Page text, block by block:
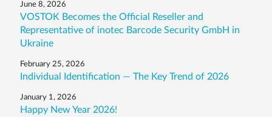
June 8, 2026
VOSTOK Becomes the Official Reseller and
Representative of inotec Barcode Security GmbH in
Ukraine
February 25, 2026
Individual Identification — The Key Trend of 2026
January 1, 2026
Happy New Year 2026!